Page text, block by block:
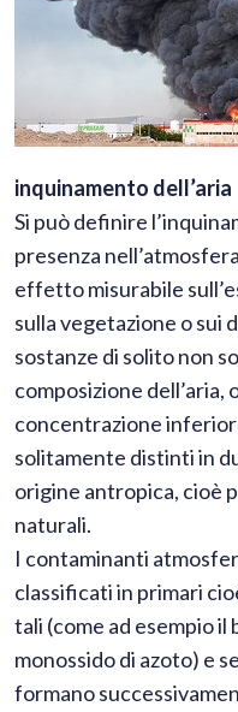
inquinamento dell’aria
Si può definire
presenza
effetto misurabile
sulla vegetazione o sui
sostanze di solito non
composizione dell’aria,
concentrazione
solitamente distinti in
origine antropica, cioè
naturali.
I contaminanti
classificati in primari
tali (come ad esempio il
monossido di azoto) e
formano